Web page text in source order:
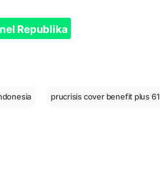
Republika
prucrisis cover benefit plus 61